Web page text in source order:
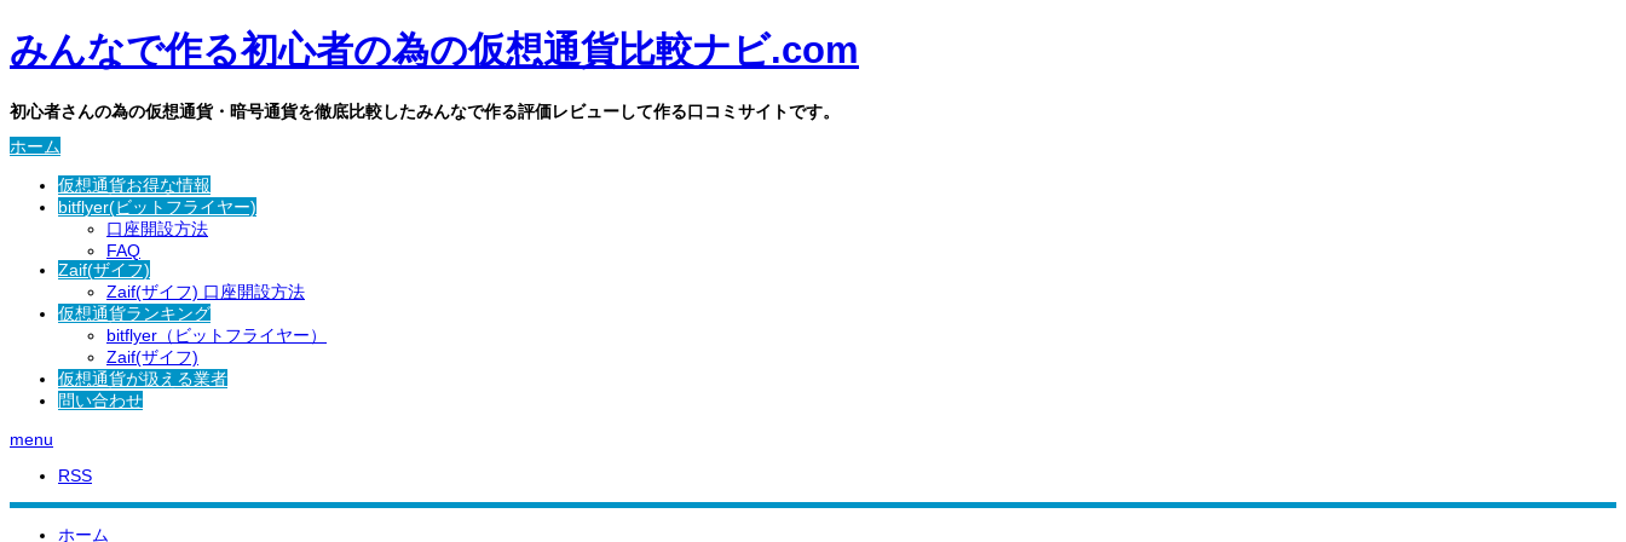
みんなで作る初心者の為の仮想通貨比較ナビ.com
初心者さんの為の仮想通貨・暗号通貨を徹底比較したみんなで作る評価レビューして作る口コミサイトです。
ホーム
仮想通貨お得な情報
bitflyer(ビットフライヤー)
口座開設方法
FAQ
Zaif(ザイフ)
Zaif(ザイフ) 口座開設方法
仮想通貨ランキング
bitflyer（ビットフライヤー）
Zaif(ザイフ)
仮想通貨が扱える業者
問い合わせ
menu
RSS
ホーム